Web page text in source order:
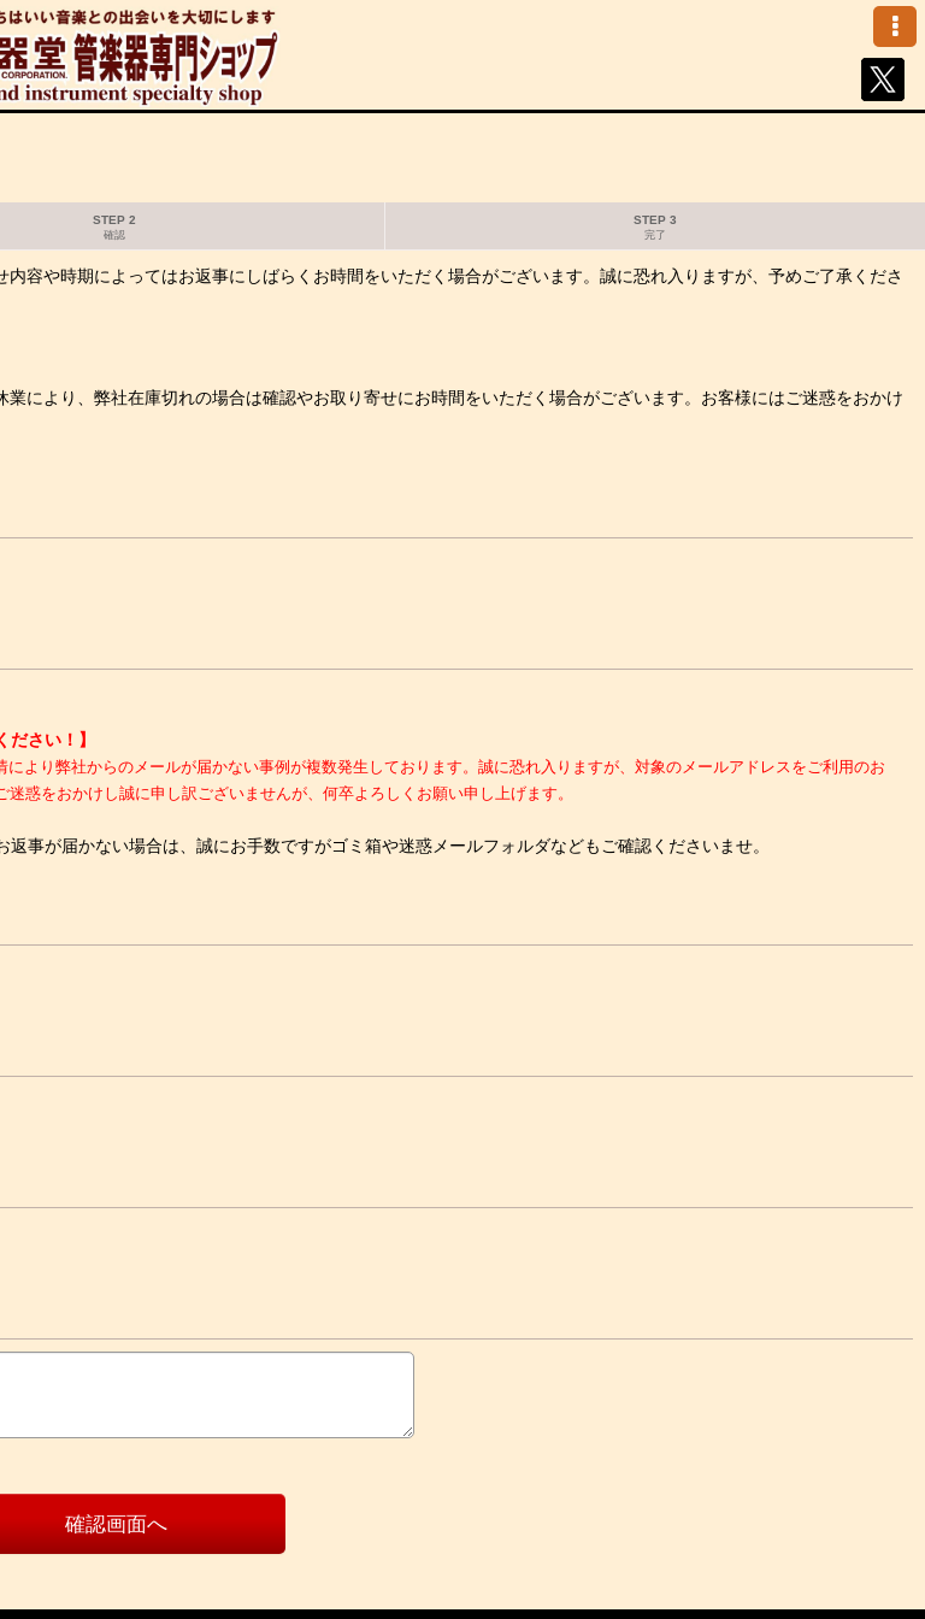
STEP 2
確認
STEP 3
完了
容や時期によってはお返事にしばらくお時間をいただく場合がございます。誠に恐れ入りますが、予めご了承くださ
により、弊社在庫切れの場合は確認やお取り寄せにお時間をいただく場合がございます。お客様にはご迷惑をおかけ
さい！】
より弊社からのメールが届かない事例が複数発生しております。誠に恐れ入りますが、対象のメールアドレスをご利用のお
惑をおかけし誠に申し訳ございませんが、何卒よろしくお願い申し上げます。
事が届かない場合は、誠にお手数ですがゴミ箱や迷惑メールフォルダなどもご確認くださいませ。
確認画面へ